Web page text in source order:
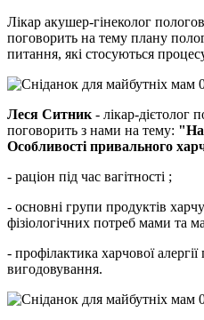
Лікар акушер-гінеколог
поговорить на тему плану
питання, які стосуються
Леся Ситник - лікар-дієтолог
поговорить з нами на тему:
Особливості привального
- раціон під час вагітності ;
- основні групи продуктів
фізіологічних потреб мами та
- профілактика харчової
вигодовування.